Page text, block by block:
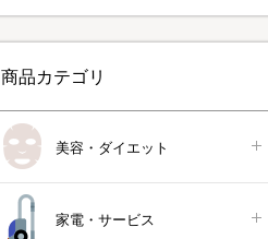
商品カテゴリ
美容・ダイエット
家電・サービス